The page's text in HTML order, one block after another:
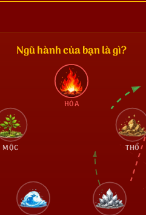
Ngũ hành của bạn là gì?
HỎA
THỔ
MỘC